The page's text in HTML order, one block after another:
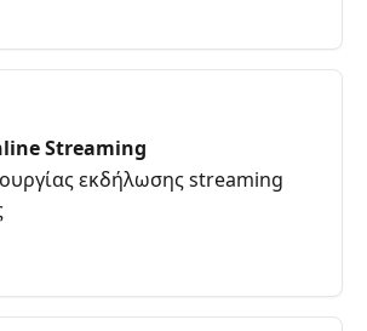
Streaming
εκδήλωσης streaming